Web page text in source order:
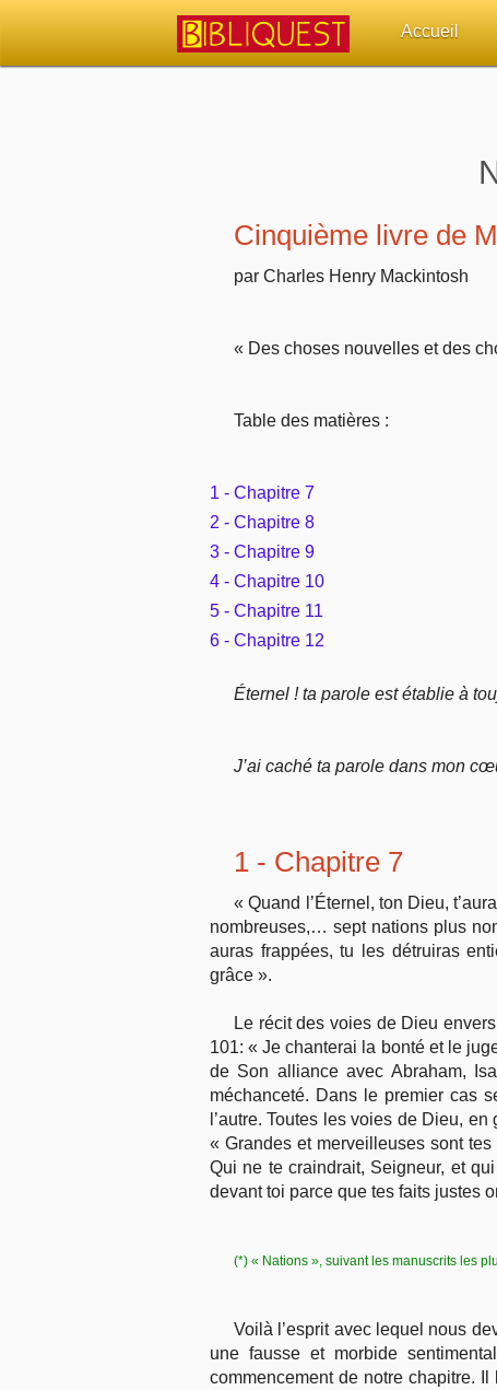
Accueil
Paramètres
Cinquième livre de
par Charles Henry Mackintosh
« Des choses nouvelles et des
Table des matières :
1 - Chapitre 7
2 - Chapitre 8
3 - Chapitre 9
4 - Chapitre 10
5 - Chapitre 11
6 - Chapitre 12
Éternel ! ta parole est établie à
J’ai caché ta parole dans mon
1 - Chapitre 7
« Quand l’Éternel, ton Dieu,
nombreuses,… sept nations plus
auras frappées, tu les détruiras
grâce ».
Le récit des voies de Dieu
101: « Je chanterai la bonté et le
de Son alliance avec Abraham,
méchanceté. Dans le premier cas
l’autre. Toutes les voies de Dieu,
« Grandes et merveilleuses sont
Qui ne te craindrait, Seigneur, et
devant toi parce que tes faits justes
(*) « Nations », suivant les manuscrits les
Voilà l’esprit avec lequel nous
une fausse et morbide
commencement de notre chapitre.